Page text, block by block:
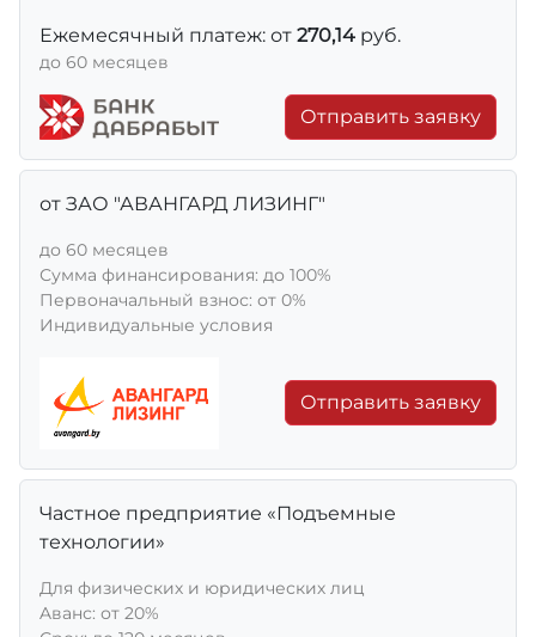
Ежемесячный платеж: от 270,14 руб.
до 60 месяцев
Отправить заявку
от ЗАО "АВАНГАРД ЛИЗИНГ"
до 60 месяцев
Сумма финансирования: до 100%
Первоначальный взнос: от 0%
Индивидуальные условия
Отправить заявку
Частное предприятие «Подъемные
технологии»
Для физических и юридических лиц
Aванс: от 20%